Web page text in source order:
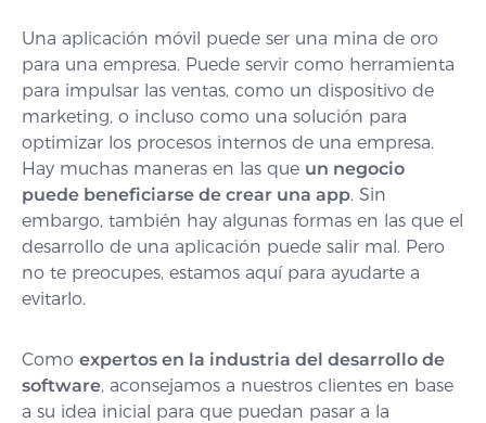
Una aplicación móvil puede ser una mina de oro
para una empresa. Puede servir como herramienta
para impulsar las ventas, como un dispositivo de
marketing, o incluso como una solución para
optimizar los procesos internos de una empresa.
Hay muchas maneras en las que un negocio
puede beneficiarse de crear una app. Sin
embargo, también hay algunas formas en las que el
desarrollo de una aplicación puede salir mal. Pero
no te preocupes, estamos aquí para ayudarte a
evitarlo.
Como expertos en la industria del desarrollo de
software, aconsejamos a nuestros clientes en base
a su idea inicial para que puedan pasar a la